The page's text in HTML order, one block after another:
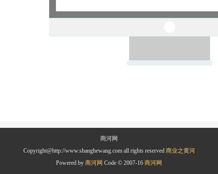
商河网
Copyright@http://www.shanghewang.com all rights reserved 商业之黄河
Powered by 商河网 Code © 2007-16 商河网